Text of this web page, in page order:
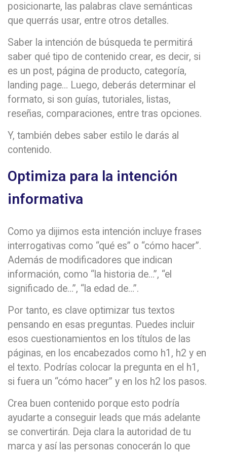
posicionarte, las palabras clave semánticas
que querrás usar, entre otros detalles.
Saber la intención de búsqueda te permitirá
saber qué tipo de contenido crear, es decir, si
es un post, página de producto, categoría,
landing page… Luego, deberás determinar el
formato, si son guías, tutoriales, listas,
reseñas, comparaciones, entre tras opciones.
Y, también debes saber estilo le darás al
contenido.
Optimiza para la intención
informativa
Como ya dijimos esta intención incluye frases
interrogativas como “qué es” o “cómo hacer”.
Además de modificadores que indican
información, como “la historia de…”, “el
significado de…”, “la edad de…”.
Por tanto, es clave optimizar tus textos
pensando en esas preguntas. Puedes incluir
esos cuestionamientos en los títulos de las
páginas, en los encabezados como h1, h2 y en
el texto. Podrías colocar la pregunta en el h1,
si fuera un “cómo hacer” y en los h2 los pasos.
Crea buen contenido porque esto podría
ayudarte a conseguir leads que más adelante
se convertirán. Deja clara la autoridad de tu
marca y así las personas conocerán lo que